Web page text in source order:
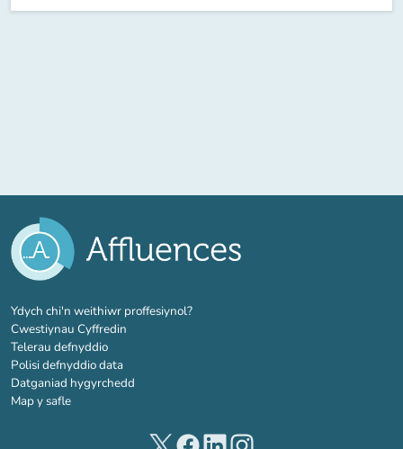
Ydych chi'n weithiwr proffesiynol?(tab newydd)
Cwestiynau Cyffredin
Telerau defnyddio
Polisi defnyddio data
Datganiad hygyrchedd
Map y safle
(tab newydd)
(tab newydd)
(tab newydd)